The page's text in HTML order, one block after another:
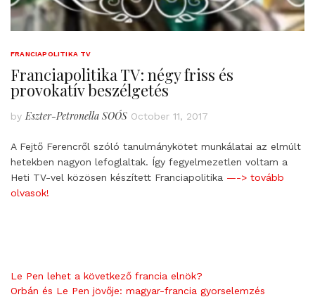
FRANCIAPOLITIKA TV
Franciapolitika TV: négy friss és
provokatív beszélgetés
by Eszter-Petronella SOÓS October 11, 2017
A Fejtő Ferencről szóló tanulmánykötet munkálatai az elmúlt
hetekben nagyon lefoglaltak. Így fegyelmezetlen voltam a
Heti TV-vel közösen készített Franciapolitika —-> tovább
olvasok!
Le Pen lehet a következő francia elnök?
Orbán és Le Pen jövője: magyar-francia gyorselemzés